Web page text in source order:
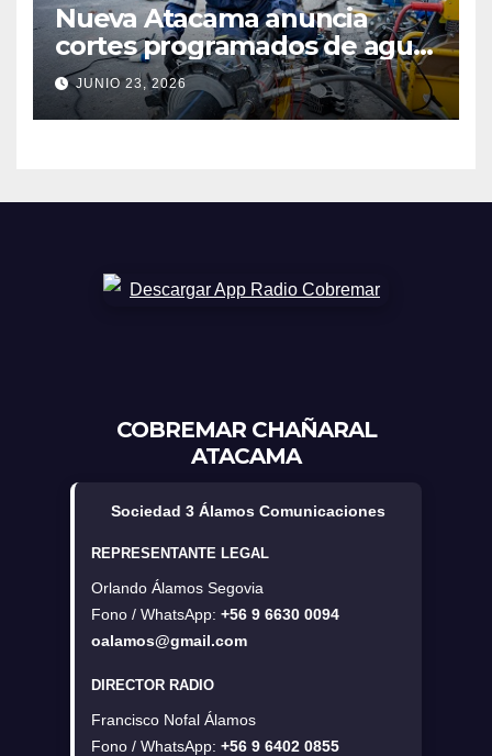
Nueva Atacama anuncia
cortes programados de agua
potable en Copiapó y
Caldera: revisa fechas,
horarios y sectores
JUNIO 23, 2026
COBREMAR CHAÑARAL
ATACAMA
Sociedad 3 Álamos Comunicaciones
REPRESENTANTE LEGAL
Orlando Álamos Segovia
Fono / WhatsApp: +56 9 6630 0094
oalamos@gmail.com
DIRECTOR RADIO
Francisco Nofal Álamos
Fono / WhatsApp: +56 9 6402 0855